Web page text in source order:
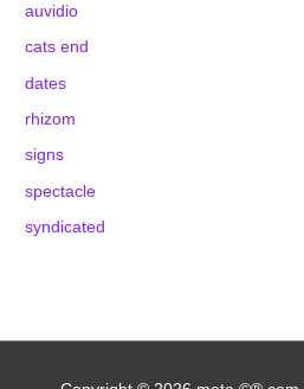
auvidio
cats end
dates
rhizom
signs
spectacle
syndicated